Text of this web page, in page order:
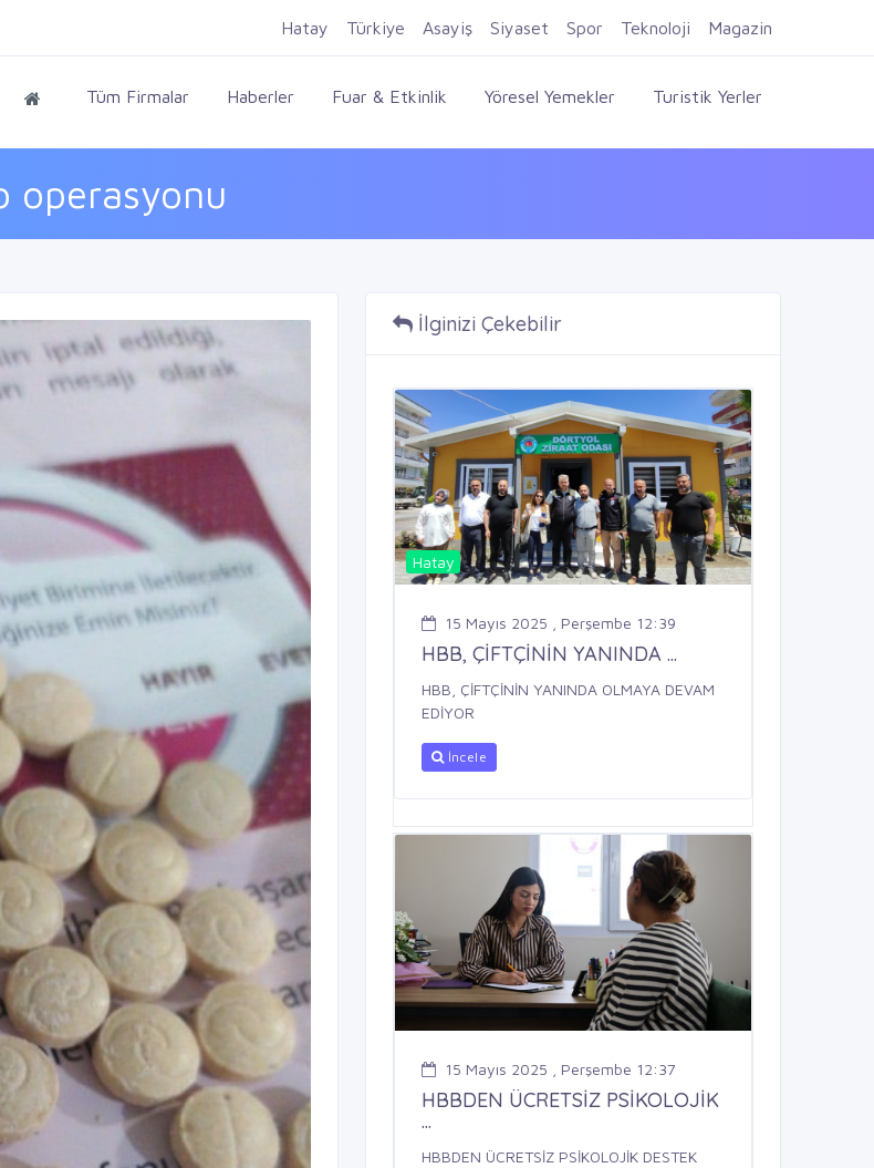
Firma Ekle Kayıt Ol Giriş Yap
Tüm Firmalar Haberler Fuar & Etkinlik Yöresel Yemekler Turistik Yerler
operasyonu
Hatay Türkiye Asayiş Siyaset Spor Teknoloji Magazin
İlginizi Çekebilir
Hatay
15 Mayıs 2025 , Perşembe 12:39
HBB, ÇİFTÇİNİN YANINDA ...
HBB, ÇİFTÇİNİN YANINDA OLMAYA DEVAM
EDİYOR
İncele
15 Mayıs 2025 , Perşembe 12:37
HBBDEN ÜCRETSİZ PSİKOLOJİK
...
HBBDEN ÜCRETSİZ PSİKOLOJİK DESTEK